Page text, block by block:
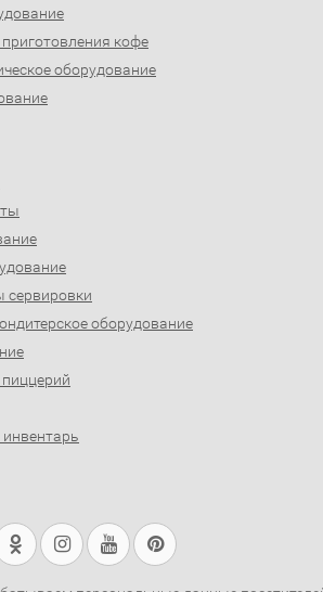
кофе
оборудование
сервировки
оборудование